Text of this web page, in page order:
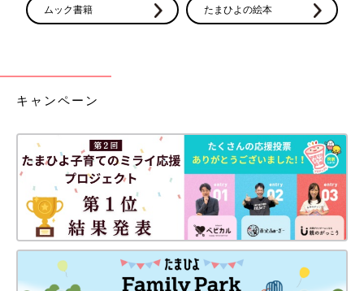
ムック書籍 たまひよの絵本
キャンペーン